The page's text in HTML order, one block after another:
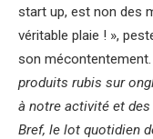
start up, est non des
véritable plaie ! »,
son mécontentement.
produits rubis sur
à notre activité et
Bref, le lot quotidien